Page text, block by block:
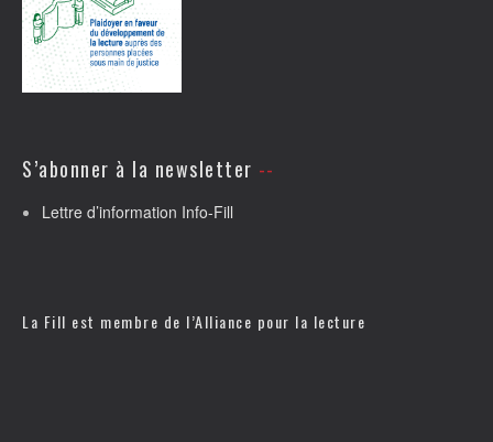
S’abonner à la newsletter
Lettre d’information Info-Fill
La Fill est membre de l’Alliance pour la lecture